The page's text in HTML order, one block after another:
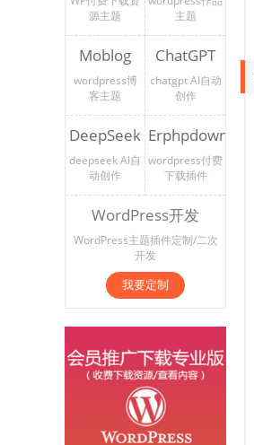
源主题
主题
Moblog
wordpress博
客主题
ChatGPT
chatgpt AI自动
创作
DeepSeek
deepseek AI自
动创作
Erphpdown
wordpress付费
下载插件
WordPress开发
WordPress主题插件定制/二次
开发
我要定制